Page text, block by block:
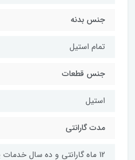
جنس بدنه
تمام استیل
جنس قطعات
استیل
مدت گارانتی
12 ماه گارانتی و ده سال خدمات پس ار فروش